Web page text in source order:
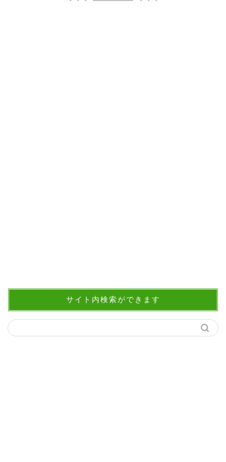
サイト内検索ができます